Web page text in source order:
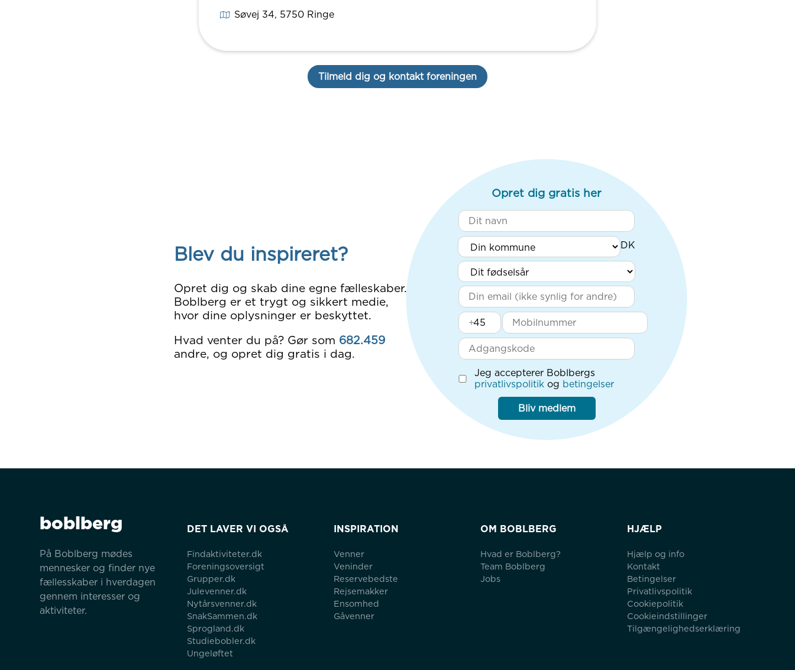
Søvej 34, 5750Ringe
Tilmeld dig og kontakt foreningen
Blev du inspireret?
Opret dig og skab dine egne fælleskaber.
Boblberg er et trygt og sikkert medie,
hvor dine oplysninger er beskyttet.
Hvad venter du på? Gør som 682.459
andre, og opret dig gratis i dag.
Opret dig gratis her
+
Jeg accepterer Boblbergs
privatlivspolitik og betingelser
Bliv medlem
boblberg
På Boblberg mødes
mennesker og finder nye
fællesskaber i hverdagen
gennem interesser og
aktiviteter.
DET LAVER VI OGSÅ
Findaktiviteter.dk
Foreningsoversigt
Grupper.dk
Julevenner.dk
Nytårsvenner.dk
SnakSammen.dk
Sprogland.dk
Studiebobler.dk
Ungeløftet
INSPIRATION
Venner
Veninder
Reservebedste
Rejsemakker
Ensomhed
Gåvenner
OM BOBLBERG
Hvad er Boblberg?
Team Boblberg
Jobs
HJÆLP
Hjælp og info
Kontakt
Betingelser
Privatlivspolitik
Cookiepolitik
Cookieindstillinger
Tilgængelighedserklæring